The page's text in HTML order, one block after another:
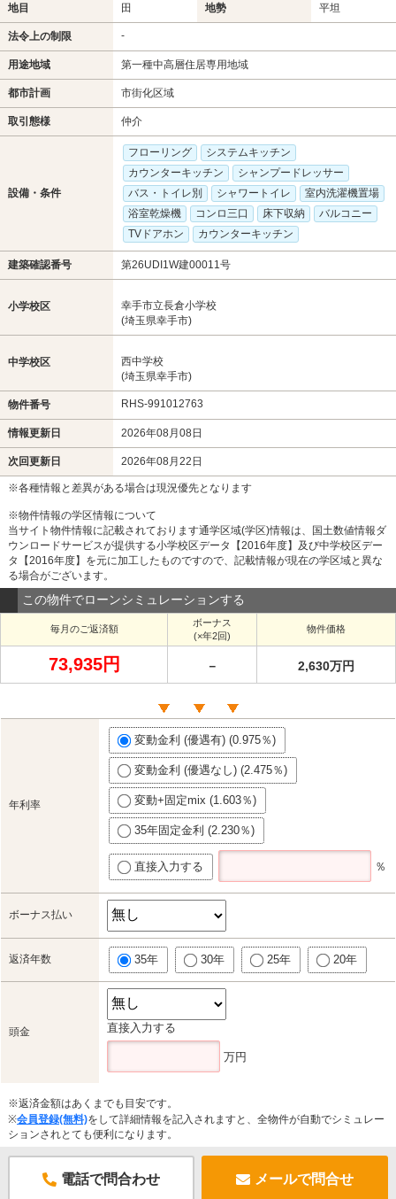
地目 田 地勢 平坦
法令上の制限 -
用途地域 第一種中高層住居専用地域
都市計画 市街化区域
取引態様 仲介
設備・条件
フローリング
システムキッチン
カウンターキッチン
シャンプードレッサー
バス・トイレ別
シャワートイレ
室内洗濯機置場
浴室乾燥機
コンロ三口 床下収納
バルコニー
TVドアホン
カウンターキッチン
建築確認番号 第26UDI1W建00011号
小学校区
幸手市立長倉小学校
(埼玉県幸手市)
中学校区
西中学校
(埼玉県幸手市)
物件番号 RHS-991012763
情報更新日 2026年08月08日
次回更新日 2026年08月22日
※各種情報と差異がある場合は現況優先となります
※物件情報の学区情報について
当サイト物件情報に記載されております通学区域(学区)情報は、国土数値情報ダ
ウンロードサービスが提供する小学校区データ【2016年度】及び中学校区デー
タ【2016年度】を元に加工したものですので、記載情報が現在の学区域と異な
る場合がございます。
この物件でローンシミュレーションする
毎月のご返済額
ボーナス
(×年2回)
物件価格
73,935円 － 2,630万円
年利率
変動金利 (優遇有) (0.975％)
変動金利 (優遇なし) (2.475％)
変動+固定mix (1.603％)
35年固定金利 (2.230％)
直接入力する ％
ボーナス払い
返済年数 35年 30年 25年 20年
頭金 直接入力する
万円
※返済金額はあくまでも目安です。
※会員登録(無料)をして詳細情報を記入されますと、全物件が自動でシミュレー
ションされとても便利になります。
電話で問合わせ メールで問合せ